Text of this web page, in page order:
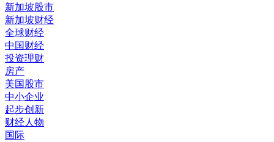
新加坡股市
新加坡财经
全球财经
中国财经
投资理财
房产
美国股市
中小企业
起步创新
财经人物
国际